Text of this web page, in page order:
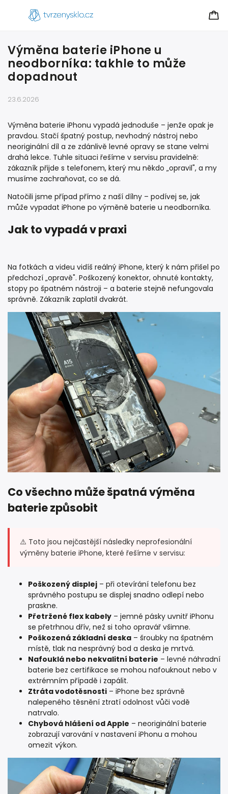
Výměna baterie iPhone u
neodborníka: takhle to může
dopadnout
23.6.2026
Výměna baterie iPhonu vypadá jednoduše – jenže opak je
pravdou. Stačí špatný postup, nevhodný nástroj nebo
neoriginální díl a ze zdánlivě levné opravy se stane velmi
drahá lekce. Tuhle situaci řešíme v servisu pravidelně:
zákazník přijde s telefonem, který mu někdo „opravil", a my
musíme zachraňovat, co se dá.
Natočili jsme případ přímo z naší dílny – podívej se, jak
může vypadat iPhone po výměně baterie u neodborníka.
Jak to vypadá v praxi
Na fotkách a videu vidíš reálný iPhone, který k nám přišel po
předchozí „opravě". Poškozený konektor, ohnuté kontakty,
stopy po špatném nástroji – a baterie stejně nefungovala
správně. Zákazník zaplatil dvakrát.
Co všechno může špatná výměna
baterie způsobit
⚠️ Toto jsou nejčastější následky neprofesionální
výměny baterie iPhone, které řešíme v servisu:
Poškozený displej – při otevírání telefonu bez
správného postupu se displej snadno odlepí nebo
praskne.
Přetržené flex kabely – jemné pásky uvnitř iPhonu
se přetrhnou dřív, než si toho opravář všimne.
Poškozená základní deska – šroubky na špatném
místě, tlak na nesprávný bod a deska je mrtvá.
Nafouklá nebo nekvalitní baterie – levné náhradní
baterie bez certifikace se mohou nafouknout nebo v
extrémním případě i zapálit.
Ztráta vodotěsnosti – iPhone bez správně
nalepeného těsnění ztratí odolnost vůči vodě
natrvalo.
Chybová hlášení od Apple – neoriginální baterie
zobrazují varování v nastavení iPhonu a mohou
omezit výkon.